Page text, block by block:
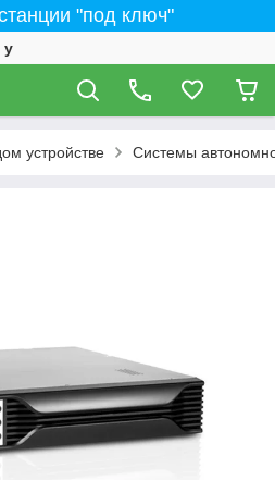
"под ключ"
y
устройстве Системы